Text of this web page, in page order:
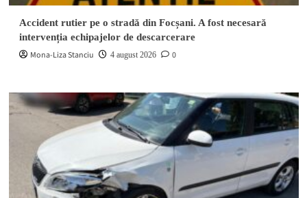
Accident rutier pe o stradă din Focșani. A fost necesară
intervenția echipajelor de descarcerare
Mona-Liza Stanciu 4 august 2026 0